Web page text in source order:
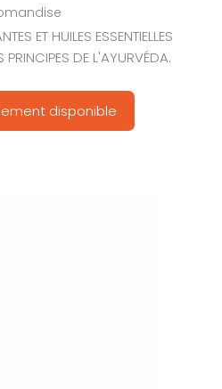
ET HUILES ESSENTIELLES
PRINCIPES DE L'AYURVÉDA.
disponible